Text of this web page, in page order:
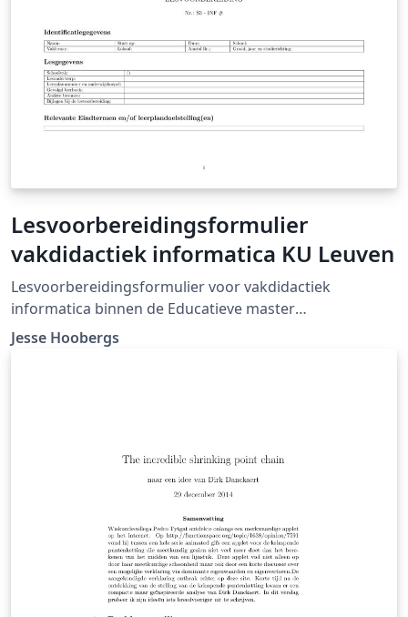
Lesvoorbereidingsformulier
vakdidactiek informatica KU Leuven
Lesvoorbereidingsformulier voor vakdidactiek
informatica binnen de Educatieve master
Wetenschappen &amp; Technologie aan de KU Leuven.
Dit is de versie voor 2021 - 2022
Jesse Hoobergs